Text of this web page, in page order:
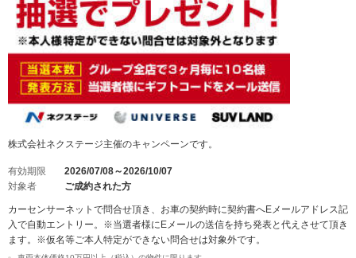
株式会社ネクステージ主催のキャンペーンです。
有効期限
2026/07/08～2026/10/07
対象者
ご成約された方
カーセンサーネットで問合せ頂き、お車の契約時に契約書へEメールアドレス記
入で自動エントリー。※当選者様にEメールの送信を持ち発表と代えさせて頂き
ます。※仮名等ご本人特定ができない問合せは対象外です。